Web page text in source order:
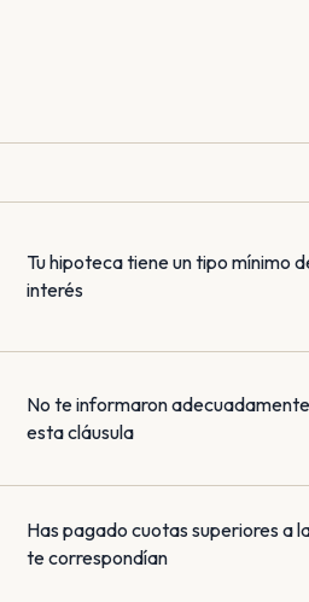
Tu hipoteca tiene un tipo mínimo
interés
No te informaron
esta cláusula
Has pagado cuotas superiores a
te correspondían